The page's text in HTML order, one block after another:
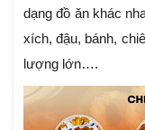
dạng đồ ăn khác
xích, đậu, bánh,
lượng lớn….